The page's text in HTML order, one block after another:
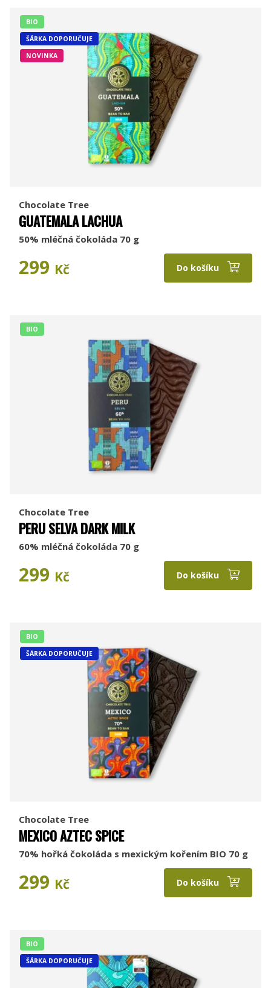
BIO
ŠÁRKA DOPORUČUJE
NOVINKA
Chocolate Tree
GUATEMALA LACHUA
50% mléčná čokoláda 70 g
299 Kč Do košíku
BIO
Chocolate Tree
PERU SELVA DARK MILK
60% mléčná čokoláda 70 g
299 Kč Do košíku
BIO
ŠÁRKA DOPORUČUJE
Chocolate Tree
MEXICO AZTEC SPICE
70% hořká čokoláda s mexickým kořením BIO 70 g
299 Kč Do košíku
BIO
ŠÁRKA DOPORUČUJE